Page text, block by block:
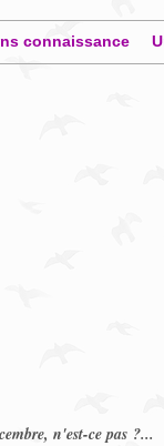
connaissance
n'est-ce pas ?...